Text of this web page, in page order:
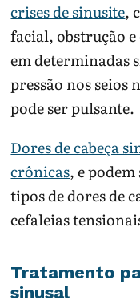
crises de sinusite,
facial, obstrução
em determinadas
pressão nos seios
pode ser pulsante.
Dores de cabeça
crônicas, e
tipos de dores de
cefaleias
Tratamento
sinusal